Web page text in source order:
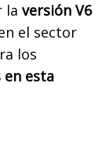
la versión V6
el sector
los
en esta